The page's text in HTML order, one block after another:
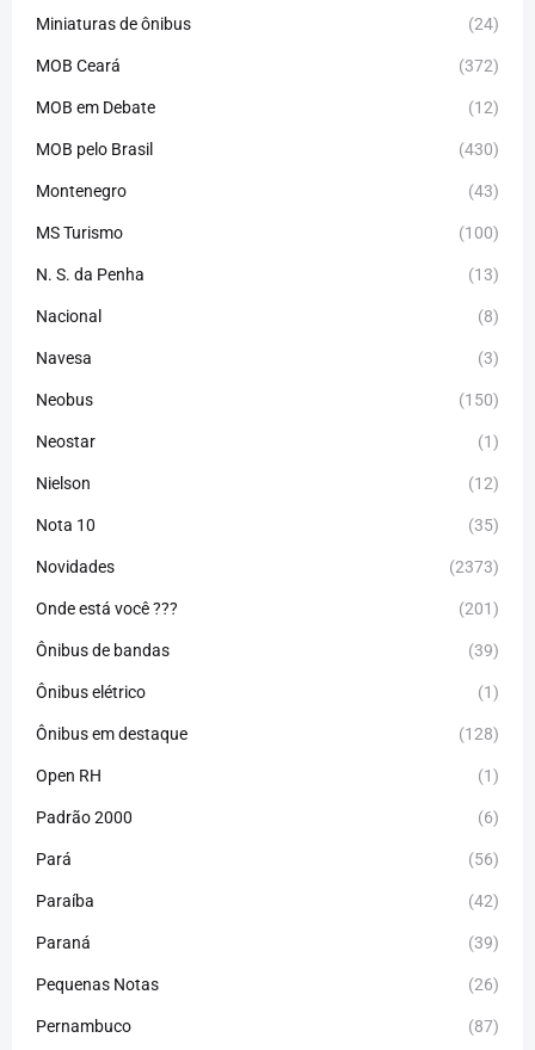
Miniaturas de ônibus (24)
MOB Ceará (372)
MOB em Debate (12)
MOB pelo Brasil (430)
Montenegro (43)
MS Turismo (100)
N. S. da Penha (13)
Nacional (8)
Navesa (3)
Neobus (150)
Neostar (1)
Nielson (12)
Nota 10 (35)
Novidades (2373)
Onde está você ??? (201)
Ônibus de bandas (39)
Ônibus elétrico (1)
Ônibus em destaque (128)
Open RH (1)
Padrão 2000 (6)
Pará (56)
Paraíba (42)
Paraná (39)
Pequenas Notas (26)
Pernambuco (87)